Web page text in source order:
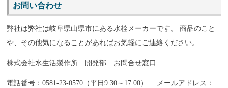
お問い合わせ
弊社は弊社は岐阜県山県市にある水栓メーカーです。 商品のこと
や、その他気になることがあればお気軽にご連絡ください。
株式会社水生活製作所 開発部 お問合せ窓口
電話番号：0581-23-0570（平日9:30～17:00） メールアドレス：